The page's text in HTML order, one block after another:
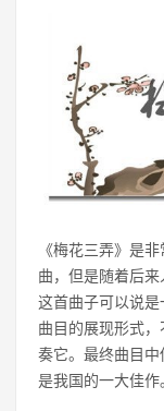
《梅花三弄》是
曲，但是随着后
这首曲子可以说
曲目的展现形式
奏它。最终曲目
是我国的一大佳作